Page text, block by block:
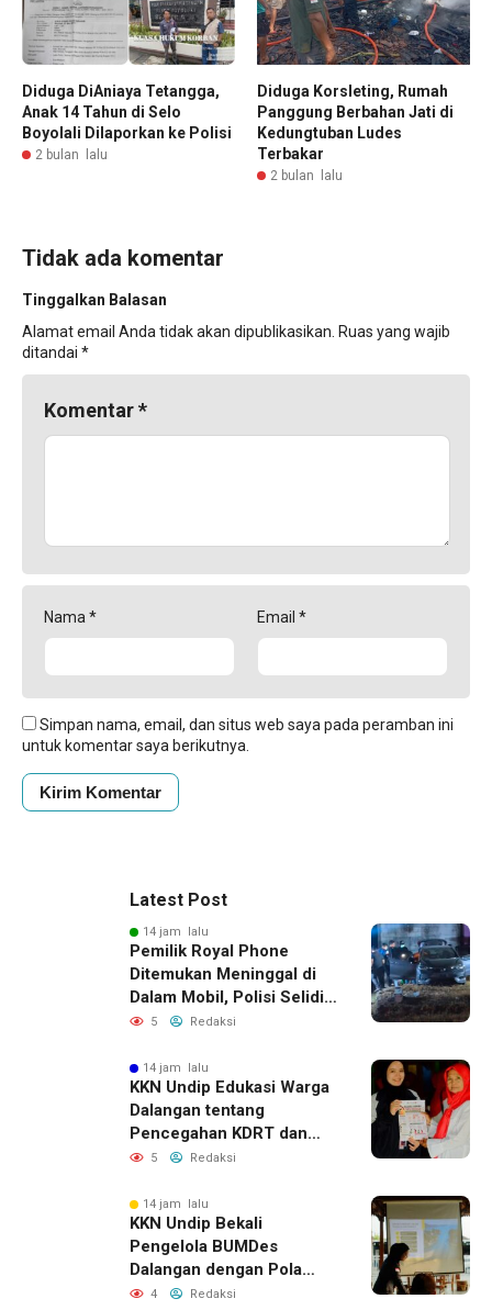
Diduga DiAniaya Tetangga,
Anak 14 Tahun di Selo
Boyolali Dilaporkan ke Polisi
2 bulan lalu
Diduga Korsleting, Rumah
Panggung Berbahan Jati di
Kedungtuban Ludes
Terbakar
2 bulan lalu
Tidak ada komentar
Tinggalkan Balasan
Alamat email Anda tidak akan dipublikasikan. Ruas yang wajib
ditandai *
Komentar*
Nama* Email *
Simpan nama, email, dan situs web saya pada peramban ini
untuk komentar saya berikutnya.
Latest Post
14 jam lalu
Pemilik Royal Phone
Ditemukan Meninggal di
Dalam Mobil, Polisi Selidiki
Dugaan Keterkaitan
5 Redaksi
14 jam lalu
KKN Undip Edukasi Warga
Dalangan tentang
Pencegahan KDRT dan
Komunikasi Keluarga
5 Redaksi
14 jam lalu
KKN Undip Bekali
Pengelola BUMDes
Dalangan dengan Pola
Pikir Inovatif
4 Redaksi